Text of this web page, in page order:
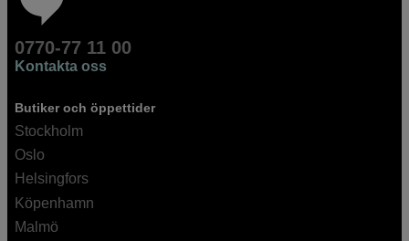
0770-77 11 00
Kontakta oss
Butiker och öppettider
Stockholm
Oslo
Helsingfors
Köpenhamn
Malmö